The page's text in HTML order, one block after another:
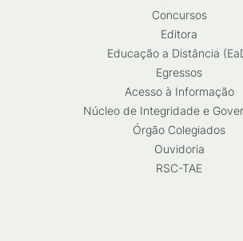
Concursos
Editora
Educação a Distância
Egressos
Acesso à Informação
Núcleo de Integridade e
Órgão Colegiados
Ouvidoria
RSC-TAE